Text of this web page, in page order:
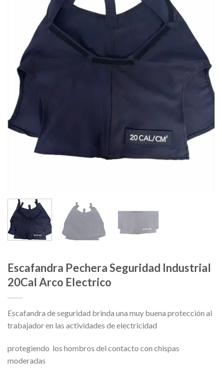
Escafandra Pechera Seguridad Industrial
20Cal Arco Electrico
Escafandra de seguridad brinda una muy buena protección al
trabajador en las actividades de electricidad
protegiendo los hombros del contacto con chispas
moderadas